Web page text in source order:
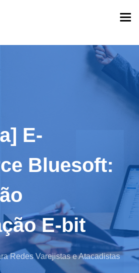
E-
Bluesoft:
E-bit
Redes Varejistas e Atacadistas